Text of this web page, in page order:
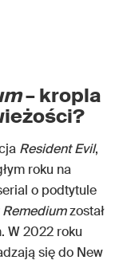
– kropla
Resident Evil,
roku na
o podtytule
został
W 2022 roku
się do New